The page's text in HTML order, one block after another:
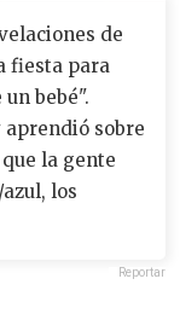
de
fiesta para
bebé".
aprendió sobre
la gente
los
Reportar